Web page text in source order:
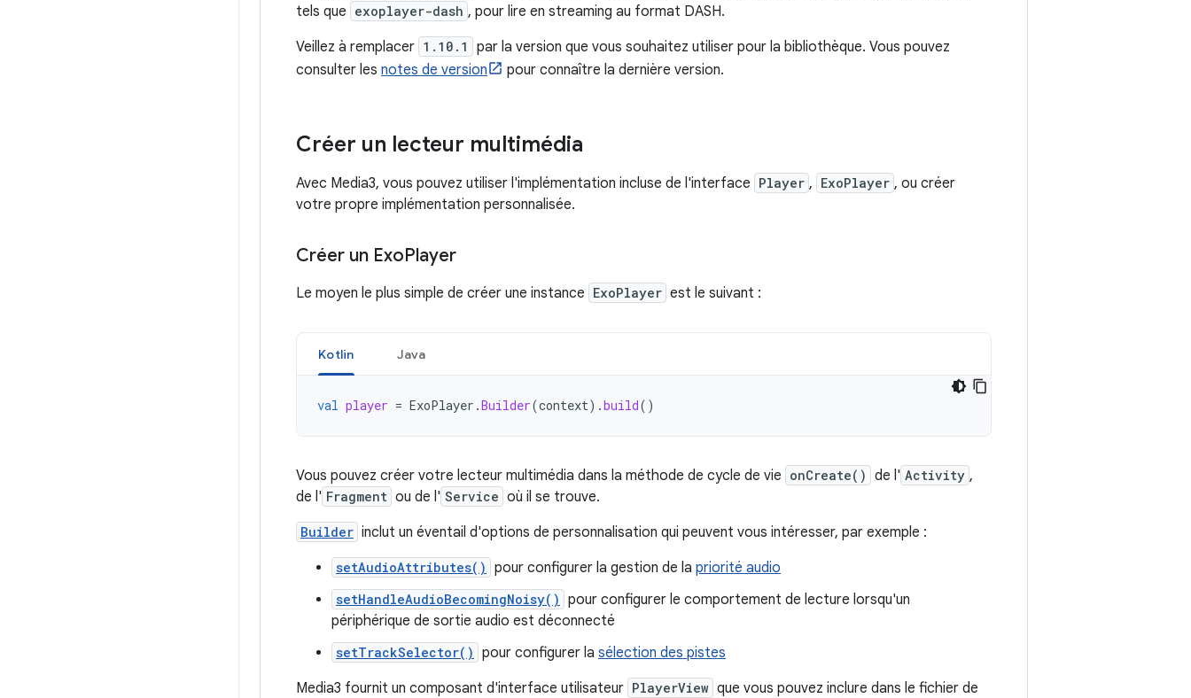
tels que exoplayer-dash , pour lire en streaming au format DASH.
Veillez à remplacer 1.10.1
par la version que vous souhaitez utiliser pour la bibliothèque. Vous pouvez
consulter les notes de version pour connaître la dernière version.
Créer un lecteur multimédia
Avec Media3, vous pouvez utiliser l'implémentation incluse de l'interface Player , ExoPlayer , ou créer
votre propre implémentation personnalisée.
Créer un ExoPlayer
Le moyen le plus simple de créer une instance ExoPlayer est le suivant :
Kotlin Java
val player = ExoPlayer .Builder(context).build()
Vous pouvez créer votre lecteur multimédia dans la méthode de cycle de vie onCreate() de l' Activity ,
de l' Fragment ou de l' Service où il se trouve.
Builder inclut un éventail d'options de personnalisation qui peuvent vous intéresser, par exemple :
setAudioAttributes() pour configurer la gestion de la priorité audio
setHandleAudioBecomingNoisy() pour configurer le comportement de lecture lorsqu'un
périphérique de sortie audio est déconnecté
setTrackSelector() pour configurer la sélection des pistes
Media3 fournit un composant d'interface utilisateur PlayerView que vous pouvez inclure dans le fichier de